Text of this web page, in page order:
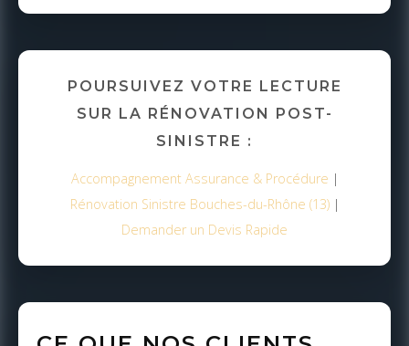
POURSUIVEZ VOTRE LECTURE
SUR LA RÉNOVATION POST-
SINISTRE :
Accompagnement Assurance & Procédure |
Rénovation Sinistre Bouches-du-Rhône (13)|
Demander un Devis Rapide